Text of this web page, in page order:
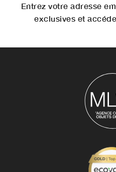
Entrez votre adresse
exclusives et